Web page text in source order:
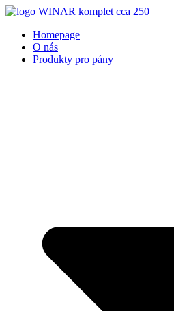
Přejít
obsahuHomepage
O nás
Produkty pro pány